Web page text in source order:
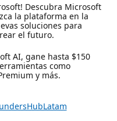
Descubra Microsoft
la plataforma en la
soluciones para
el futuro.
AI, gane hasta $150
como
y más.